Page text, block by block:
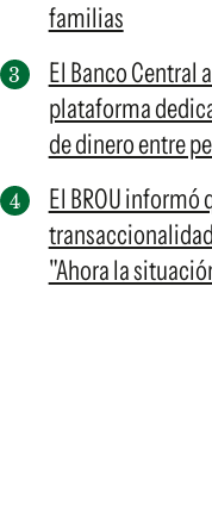
familias
El Banco Central
plataforma
de dinero entre
El BROU informó
"Ahora la